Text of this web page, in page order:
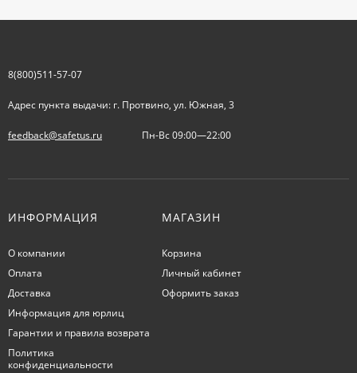
8(800)511-57-07
Адрес пункта выдачи: г. Протвино, ул. Южная, 3
feedback@safetus.ru Пн-Вс 09:00—22:00
ИНФОРМАЦИЯ
О компании
Оплата
Доставка
Информация для юрлиц
Гарантии и правила возврата
Политика
конфиденциальности
МАГАЗИН
Корзина
Личный кабинет
Оформить заказ